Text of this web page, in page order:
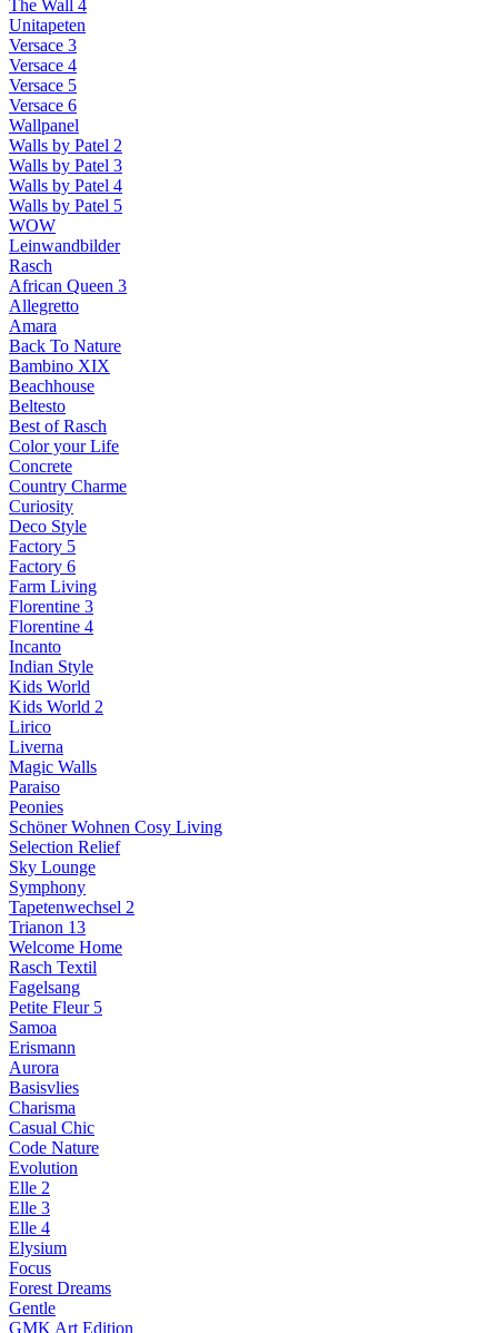
The Wall 4
Unitapeten
Versace 3
Versace 4
Versace 5
Versace 6
Wallpanel
Walls by Patel 2
Walls by Patel 3
Walls by Patel 4
Walls by Patel 5
WOW
Leinwandbilder
Rasch
African Queen 3
Allegretto
Amara
Back To Nature
Bambino XIX
Beachhouse
Beltesto
Best of Rasch
Color your Life
Concrete
Country Charme
Curiosity
Deco Style
Factory 5
Factory 6
Farm Living
Florentine 3
Florentine 4
Incanto
Indian Style
Kids World
Kids World 2
Lirico
Liverna
Magic Walls
Paraiso
Peonies
Schöner Wohnen Cosy Living
Selection Relief
Sky Lounge
Symphony
Tapetenwechsel 2
Trianon 13
Welcome Home
Rasch Textil
Fagelsang
Petite Fleur 5
Samoa
Erismann
Aurora
Basisvlies
Charisma
Casual Chic
Code Nature
Evolution
Elle 2
Elle 3
Elle 4
Elysium
Focus
Forest Dreams
Gentle
GMK Art Edition